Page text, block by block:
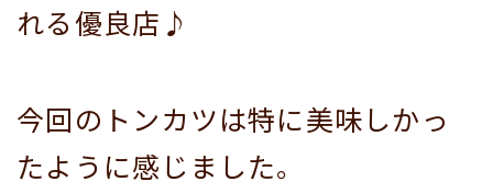
れる優良店♪
今回のトンカツは特に美味しかっ
たように感じました。